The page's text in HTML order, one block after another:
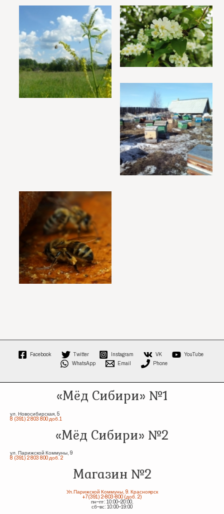
Facebook Twitter Instagram VK
YouTube
WhatsApp
Email Phone
«Мёд Сибири» №1
ул. Новосибирская, 5
8 (391) 2 803 800 доб.1
«Мёд Сибири» №2
ул. Парижской Коммуны, 9
8 (391) 2 803 800 доб. 2
Магазин №2
Ул.Парижской Коммуны, 9. Красноярск
+7(391) 2-803-800 (доб. 2)
пн–пт: 10:00–20:00,
сб–вс: 10:00–19:00